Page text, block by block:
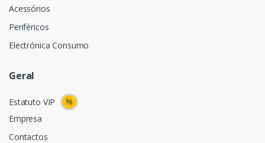
Acessórios
Periféricos
Electrónica Consumo
Geral
Estatuto VIP
%
Empresa
Contactos